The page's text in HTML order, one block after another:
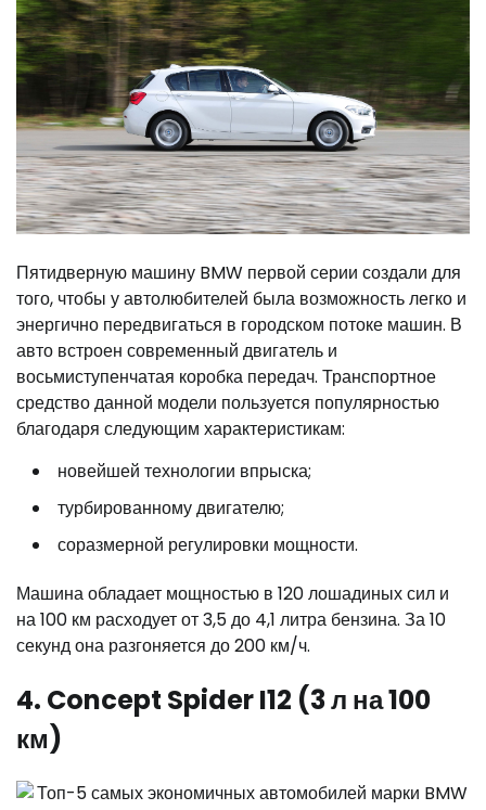
Пятидверную машину BMW первой серии создали для
того, чтобы у автолюбителей была возможность легко и
энергично передвигаться в городском потоке машин. В
авто встроен современный двигатель и
восьмиступенчатая коробка передач. Транспортное
средство данной модели пользуется популярностью
благодаря следующим характеристикам:
новейшей технологии впрыска;
турбированному двигателю;
соразмерной регулировки мощности.
Машина обладает мощностью в 120 лошадиных сил и
на 100 км расходует от 3,5 до 4,1 литра бензина. За 10
секунд она разгоняется до 200 км/ч.
4. Concept Spider I12 (3 л на 100
км)